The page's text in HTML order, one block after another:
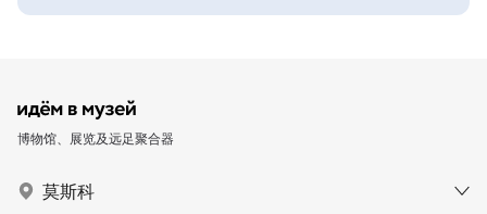
博物馆、展览及远足聚合器
莫斯科